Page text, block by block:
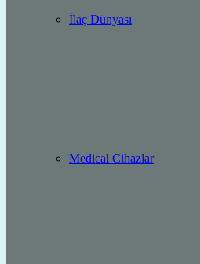
İlaç Dünyası
Medical Cihazlar